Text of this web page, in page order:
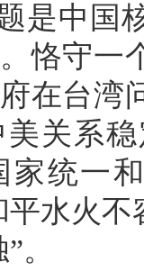
是中国
恪守一
在台湾
美关系
家统一
平水火
。